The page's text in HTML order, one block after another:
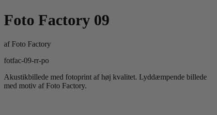
Foto Factory 09
afFoto Factory
fotfac-09-rr-po
Akustikbillede med fotoprint af høj kvalitet. Lyddæmpende billede
med motiv af Foto Factory.